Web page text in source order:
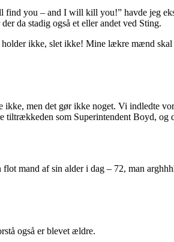
find you – and I will kill you!” havde jeg
da stadig også et eller andet ved Sting.
holder ikke, slet ikke! Mine lækre mænd
men det gør ikke noget. Vi indledte
som Superintendent Boyd, og
mand af sin alder i dag – 72, man
også er blevet ældre.